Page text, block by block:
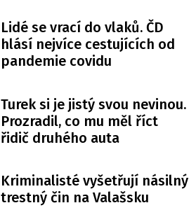
Lidé se vrací do vlaků. ČD
hlásí nejvíce cestujících od
pandemie covidu
Turek si je jistý svou nevinou.
Prozradil, co mu měl říct
řidič druhého auta
Kriminalisté vyšetřují násilný
trestný čin na Valašsku